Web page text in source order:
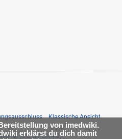
von imedwiki.
erklärst du dich damit
Klassische Ansicht